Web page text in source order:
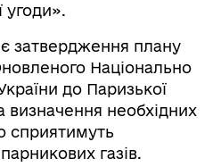
угоди».
затвердження плану
Національно
до Паризької
визначення необхідних
сприятимуть
газів.